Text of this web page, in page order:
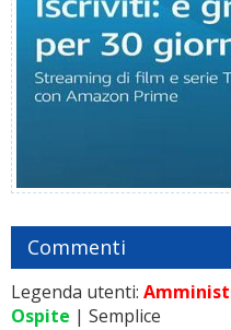
Commenti
Legenda utenti:
Ospite | Semplice